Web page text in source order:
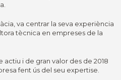
va centrar la seva experiència
tècnica en empreses de la
i de gran valor des de 2018
fent ús del seu expertise.